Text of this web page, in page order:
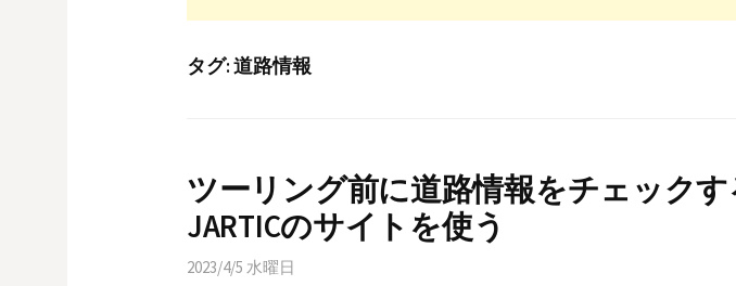
タグ:道路情報
ツーリング前に道路情報をチェック
JARTICのサイトを使う
2023/4/5 水曜日